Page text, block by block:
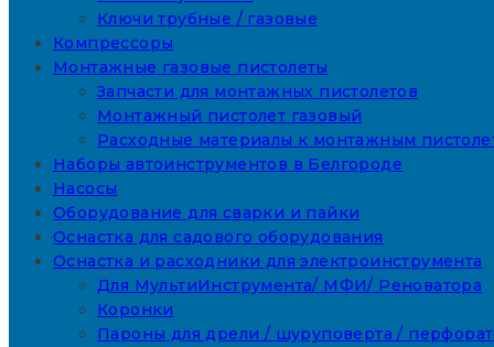
Ключи трубные / газовые
Компрессоры
Монтажные газовые пистолеты
Запчасти для монтажных пистолетов
Монтажный пистолет газовый
Расходные материалы к монтажным
Наборы автоинструментов в Белгороде
Насосы
Оборудование для сварки и пайки
Оснастка для садового оборудования
Оснастка и расходники для электроинструмента
Для МультиИнструмента/ МФИ/ Реноватора
Коронки
Пароны для дрели / шуруповерта /